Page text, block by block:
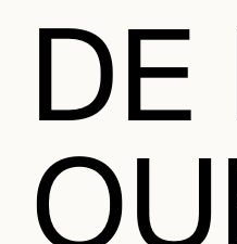
DE